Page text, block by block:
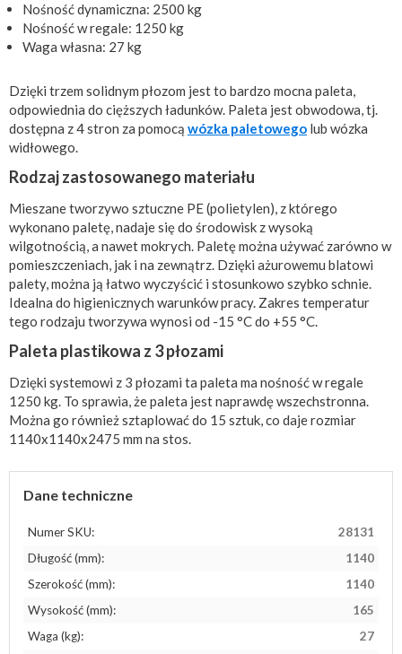
Nośność dynamiczna: 2500 kg
Nośność w regale: 1250 kg
Waga własna: 27 kg
Dzięki trzem solidnym płozom jest to bardzo mocna paleta,
odpowiednia do cięższych ładunków. Paleta jest obwodowa, tj.
dostępna z 4 stron za pomocą wózka paletowego lub wózka
widłowego.
Rodzaj zastosowanego materiału
Mieszane tworzywo sztuczne PE (polietylen), z którego
wykonano paletę, nadaje się do środowisk z wysoką
wilgotnością, a nawet mokrych. Paletę można używać zarówno w
pomieszczeniach, jak i na zewnątrz. Dzięki ażurowemu blatowi
palety, ​można ją łatwo wyczyścić i stosunkowo szybko schnie.
Idealna do higienicznych warunków pracy. Zakres temperatur
tego rodzaju tworzywa wynosi od -15 °C do +55 °C.
Paleta plastikowa z 3 płozami
Dzięki systemowi z 3 płozami ta paleta ma nośność w regale
1250 kg. To sprawia, że ​paleta jest naprawdę wszechstronna.
Można go również sztaplować do 15 sztuk, co daje rozmiar
1140x1140x2475 mm na stos.
Dane techniczne
Numer SKU:
28131
Długość (mm):
1140
Szerokość (mm):
1140
Wysokość (mm):
165
Waga (kg):
27